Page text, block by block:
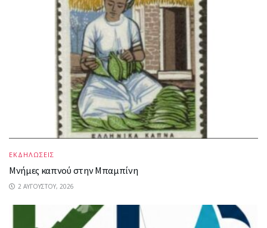
ΕΚΔΗΛΩΣΕΙΣ
Μνήμες καπνού στην Μπαμπίνη
2 ΑΥΓΟΎΣΤΟΥ, 2026